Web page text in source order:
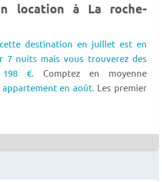
location à La roche-
cette destination en juillet est en
7 nuits mais vous trouverez des
€. Comptez en moyenne
appartement en août. Les premier